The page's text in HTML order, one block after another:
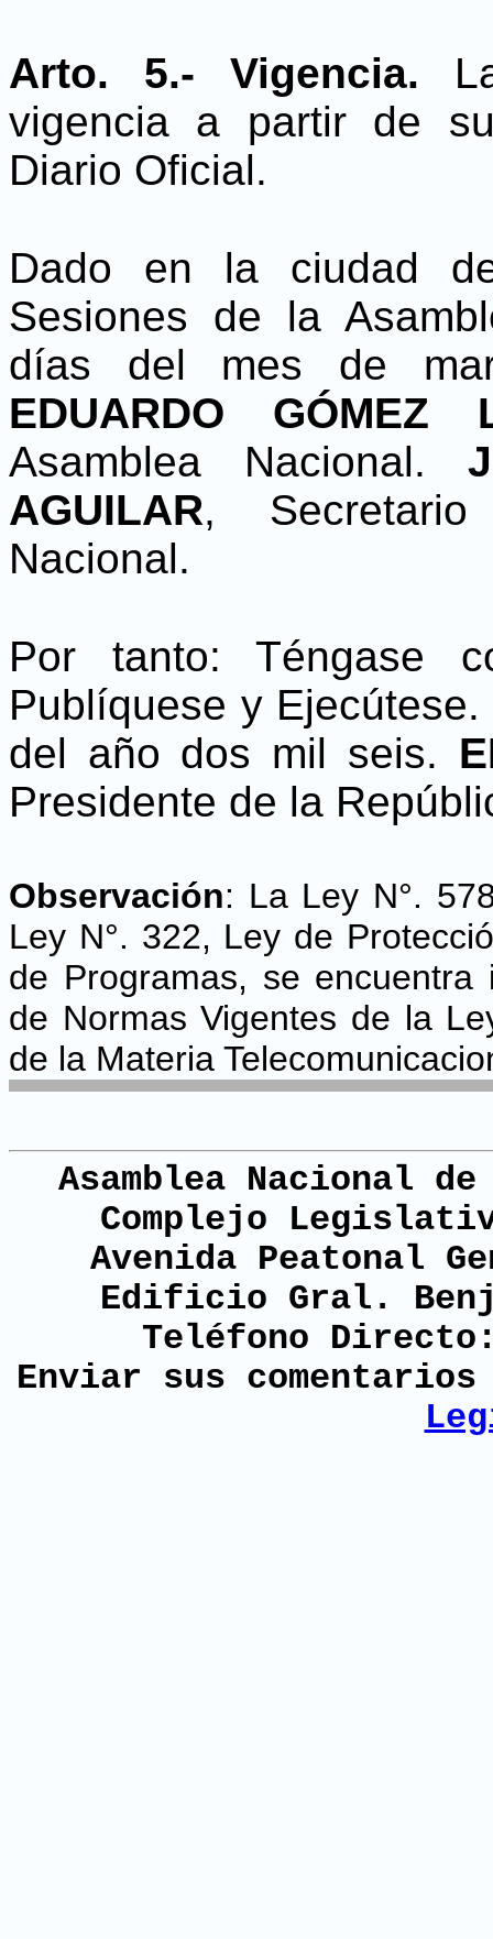
Arto. 5.- Vigencia.
vigencia a partir de
Diario Oficial.
Dado en la ciudad
Sesiones de la
días del mes de
EDUARDO GÓMEZ
Asamblea Nacional.
AGUILAR,
Nacional.
Por tanto: Téngase
Publíquese y
del año dos mil seis.
Presidente de la
Observación: La Ley N°.
Ley N°. 322, Ley de
de Programas, se
de Normas Vigentes de la
de la Materia
Asamblea Nacional
Complejo
Avenida Peatonal
Edificio Gral.
Teléfono
Enviar sus